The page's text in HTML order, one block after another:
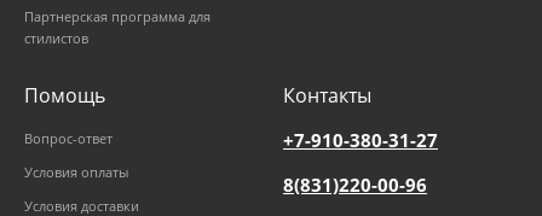
Партнерская программа для
стилистов
Помощь
Вопрос-ответ
Условия оплаты
Условия доставки
Контакты
+7-910-380-31-27
8(831)220-00-96